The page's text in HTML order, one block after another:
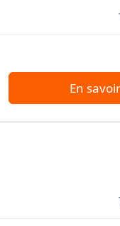
En